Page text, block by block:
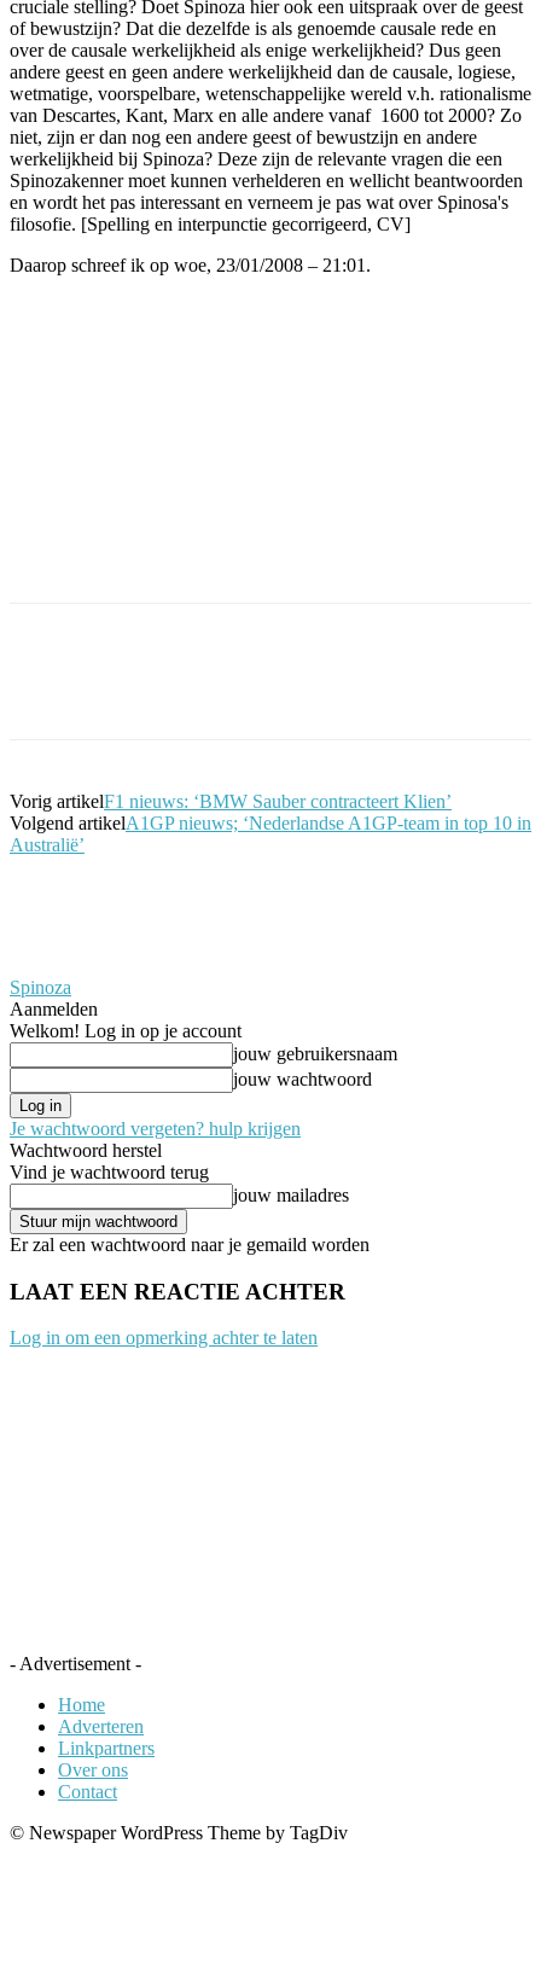
cruciale stelling? Doet Spinoza hier ook een uitspraak over de geest
of bewustzijn? Dat die dezelfde is als genoemde causale rede en
over de causale werkelijkheid als enige werkelijkheid? Dus geen
andere geest en geen andere werkelijkheid dan de causale, logiese,
wetmatige, voorspelbare, wetenschappelijke wereld v.h. rationalisme
van Descartes, Kant, Marx en alle andere vanaf 1600 tot 2000? Zo
niet, zijn er dan nog een andere geest of bewustzijn en andere
werkelijkheid bij Spinoza? Deze zijn de relevante vragen die een
Spinozakenner moet kunnen verhelderen en wellicht beantwoorden
en wordt het pas interessant en verneem je pas wat over Spinosa's
filosofie. [Spelling en interpunctie gecorrigeerd, CV]
Daarop schreef ik op woe, 23/01/2008 – 21:01.
Vorig artikelF1 nieuws: ‘BMW Sauber contracteert Klien’
Volgend artikelA1GP nieuws; ‘Nederlandse A1GP-team in top 10 in
Australië’
Spinoza
Aanmelden
Welkom! Log in op je account
jouw gebruikersnaam
jouw wachtwoord
Je wachtwoord vergeten? hulp krijgen
Wachtwoord herstel
Vind je wachtwoord terug
jouw mailadres
Er zal een wachtwoord naar je gemaild worden
LAAT EEN REACTIE ACHTER
Log in om een opmerking achter te laten
- Advertisement -
Home
Adverteren
Linkpartners
Over ons
Contact
© Newspaper WordPress Theme by TagDiv